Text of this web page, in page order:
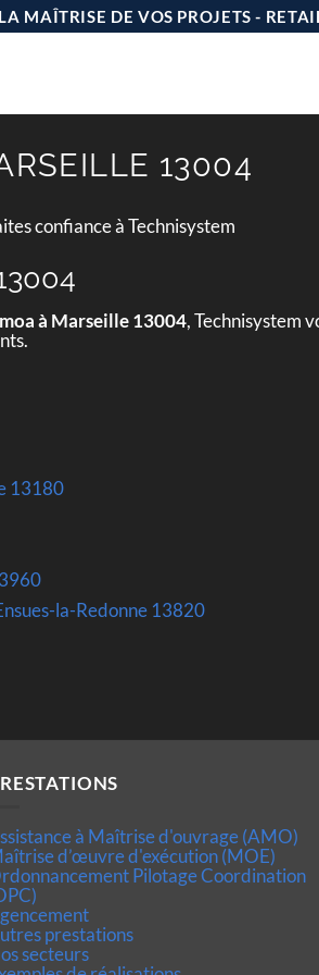
LA MAÎTRISE DE VOS PROJETS -
13004
confiance à Technisystem
à Marseille 13004, Technisystem
13180
la-Redonne 13820
à Maîtrise d'ouvrage (AMO)
d’œuvre d'exécution (MOE)
Pilotage Coordination
prestations
secteurs